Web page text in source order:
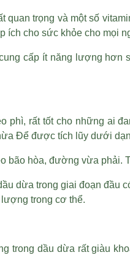
trọng và một số
ích cho sức khỏe cho mọi
cấp ít năng lượng hơn
phì, rất tốt cho những ai
Để được tích lũy dưới
bão hòa, đường vừa phải.
dừa trong giai đoạn đầu
trong cơ thể.
trong dầu dừa rất giàu